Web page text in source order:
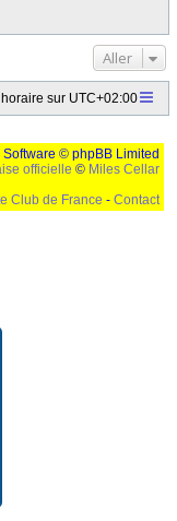
Aller
sur UTC+02:00
© phpBB Limited
officielle © Miles Cellar
Club de France - Contact